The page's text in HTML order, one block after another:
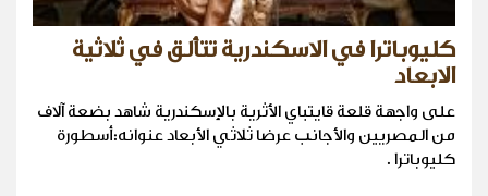
كليوباترا في الاسكندرية تتألق في ثلاثية
الابعاد
على واجهة قلعة قايتباي الأثرية بالإسكندرية شاهد بضعة آلاف
من المصريين والأجانب عرضا ثلاثي الأبعاد عنوانه:أسطورة
كليوباترا .